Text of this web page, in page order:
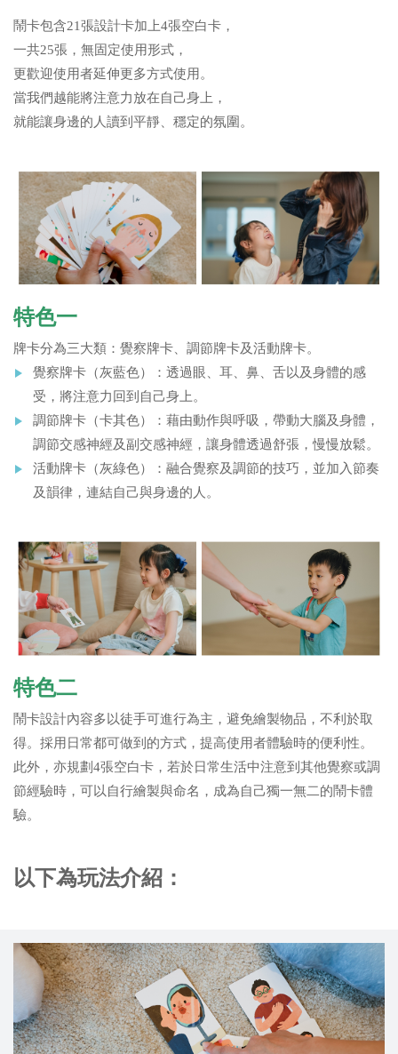
鬧卡包含21張設計卡加上4張空白卡，
一共25張，無固定使用形式，
更歡迎使用者延伸更多方式使用。
當我們越能將注意力放在自己身上，
就能讓身邊的人讀到平靜、穩定的氛圍。
特色一
牌卡分為三大類：覺察牌卡、調節牌卡及活動牌卡。
覺察牌卡（灰藍色）：透過眼、耳、鼻、舌以及身體的感
受，將注意力回到自己身上。
調節牌卡（卡其色）：藉由動作與呼吸，帶動大腦及身體，
調節交感神經及副交感神經，讓身體透過舒張，慢慢放鬆。
活動牌卡（灰綠色）：融合覺察及調節的技巧，並加入節奏
及韻律，連結自己與身邊的人。
特色二
鬧卡設計內容多以徒手可進行為主，避免繪製物品，不利於取
得。採用日常都可做到的方式，提高使用者體驗時的便利性。
此外，亦規劃4張空白卡，若於日常生活中注意到其他覺察或調
節經驗時，可以自行繪製與命名，成為自己獨一無二的鬧卡體
驗。
以下為玩法介紹：